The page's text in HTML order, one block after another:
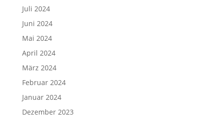
Juli 2024
Juni 2024
Mai 2024
April 2024
März 2024
Februar 2024
Januar 2024
Dezember 2023